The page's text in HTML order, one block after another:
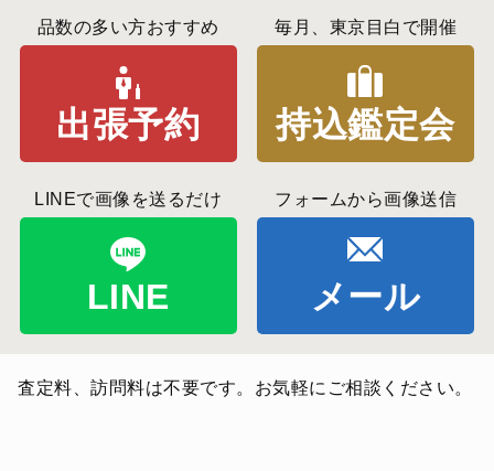
品数の多い方おすすめ
出張予約
毎月、東京目白で開催
持込鑑定会
LINEで画像を送るだけ
LINE
フォームから画像送信
メール
査定料、訪問料は不要です。お気軽にご相談ください。